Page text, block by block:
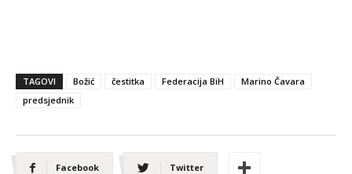
TAGOVI Božić čestitka Federacija BiH
Marino Čavara
predsjednik
Facebook Twitter